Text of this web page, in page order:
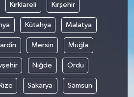
Kırklareli Kırşehir
Kütahya Malatya
Mersin Muğla
Niğde Ordu
Rize Sakarya Samsun